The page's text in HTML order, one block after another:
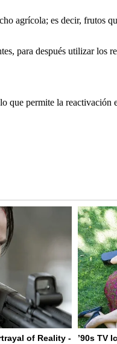
agrícola; es decir, frutos
para después utilizar los
que permite la